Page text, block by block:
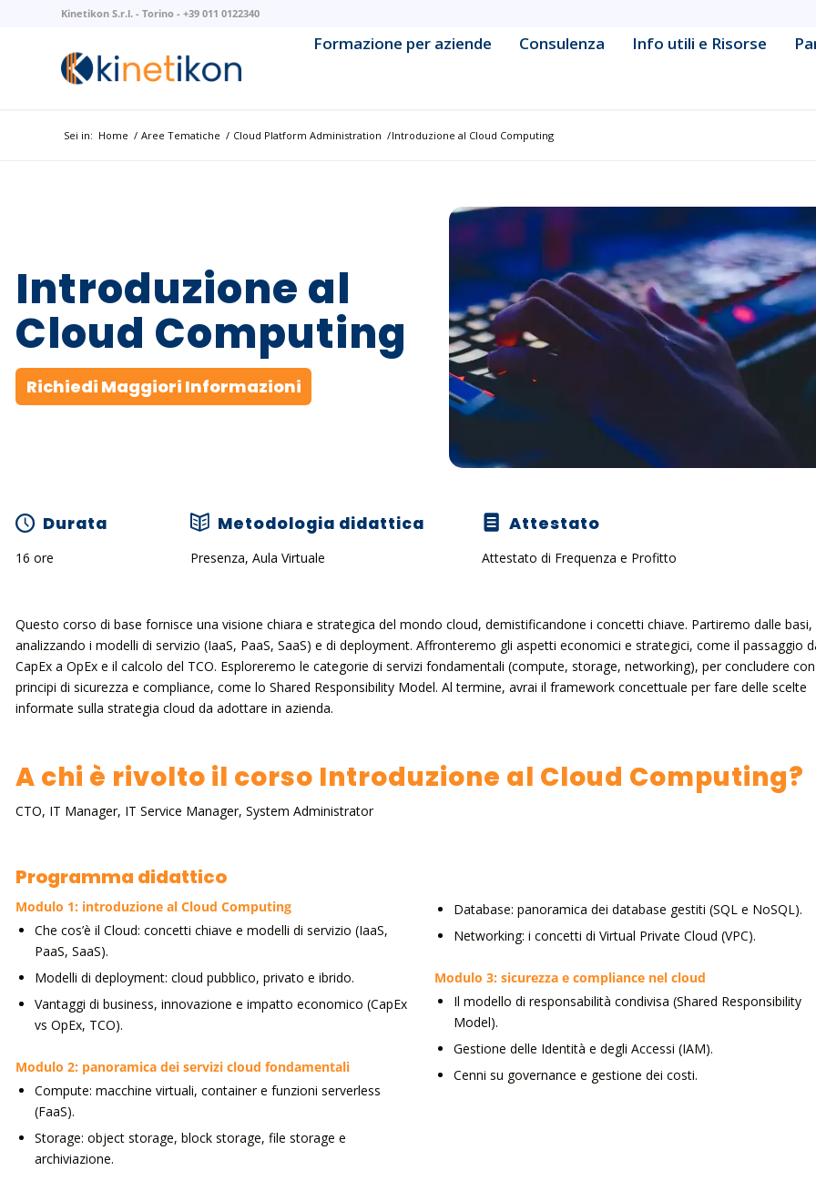
Kinetikon S.r.l. - Torino - +39 011 0122340
Formazione per aziende
AI Literacy & Strategy
Business & Collaboration Platform
Cloud Native & Container Management
Cloud Platform Administration
Cybersecurity Fundamentals
Digital Marketing
Frontend & Web Application
Development
Governance & Compliance
Consulenza Info utili e Risorse
Sei in: Home / Aree Tematiche / Cloud Platform Administration /Introduzione al Cloud Computing
Introduzione al
Cloud Computing
Richiedi Maggiori Informazioni
Durata
16 ore
Metodologia didattica
Presenza, Aula Virtuale
Attestato
Attestato di Frequenza e Profitto
Questo corso di base fornisce una visione chiara e strategica del mondo cloud, demistificandone i concetti chiave. Partiremo dalle basi,
analizzando i modelli di servizio (IaaS, PaaS, SaaS) e di deployment. Affronteremo gli aspetti economici e strategici, come il passaggio
CapEx a OpEx e il calcolo del TCO. Esploreremo le categorie di servizi fondamentali (compute, storage, networking), per concludere
principi di sicurezza e compliance, come lo Shared Responsibility Model. Al termine, avrai il framework concettuale per fare delle scelte
informate sulla strategia cloud da adottare in azienda.
A chi è rivolto il corso Introduzione al Cloud Computing?
CTO, IT Manager, IT Service Manager, System Administrator
Programma didattico
Modulo 1: introduzione al Cloud Computing
Che cos’è il Cloud: concetti chiave e modelli di servizio (IaaS,
PaaS, SaaS).
Modelli di deployment: cloud pubblico, privato e ibrido.
Vantaggi di business, innovazione e impatto economico (CapEx
vs OpEx, TCO).
Modulo 2: panoramica dei servizi cloud fondamentali
Compute: macchine virtuali, container e funzioni serverless
(FaaS).
Storage: object storage, block storage, file storage e
archiviazione.
Database: panoramica dei database gestiti (SQL e NoSQL).
Networking: i concetti di Virtual Private Cloud (VPC).
Modulo 3: sicurezza e compliance nel cloud
Il modello di responsabilità condivisa (Shared Responsibility
Model).
Gestione delle Identità e degli Accessi (IAM).
Cenni su governance e gestione dei costi.